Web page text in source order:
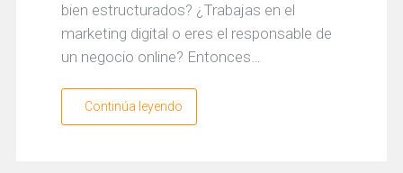
bien estructurados? ¿Trabajas en el
marketing digital o eres el responsable de
un negocio online? Entonces…
Continúa leyendo